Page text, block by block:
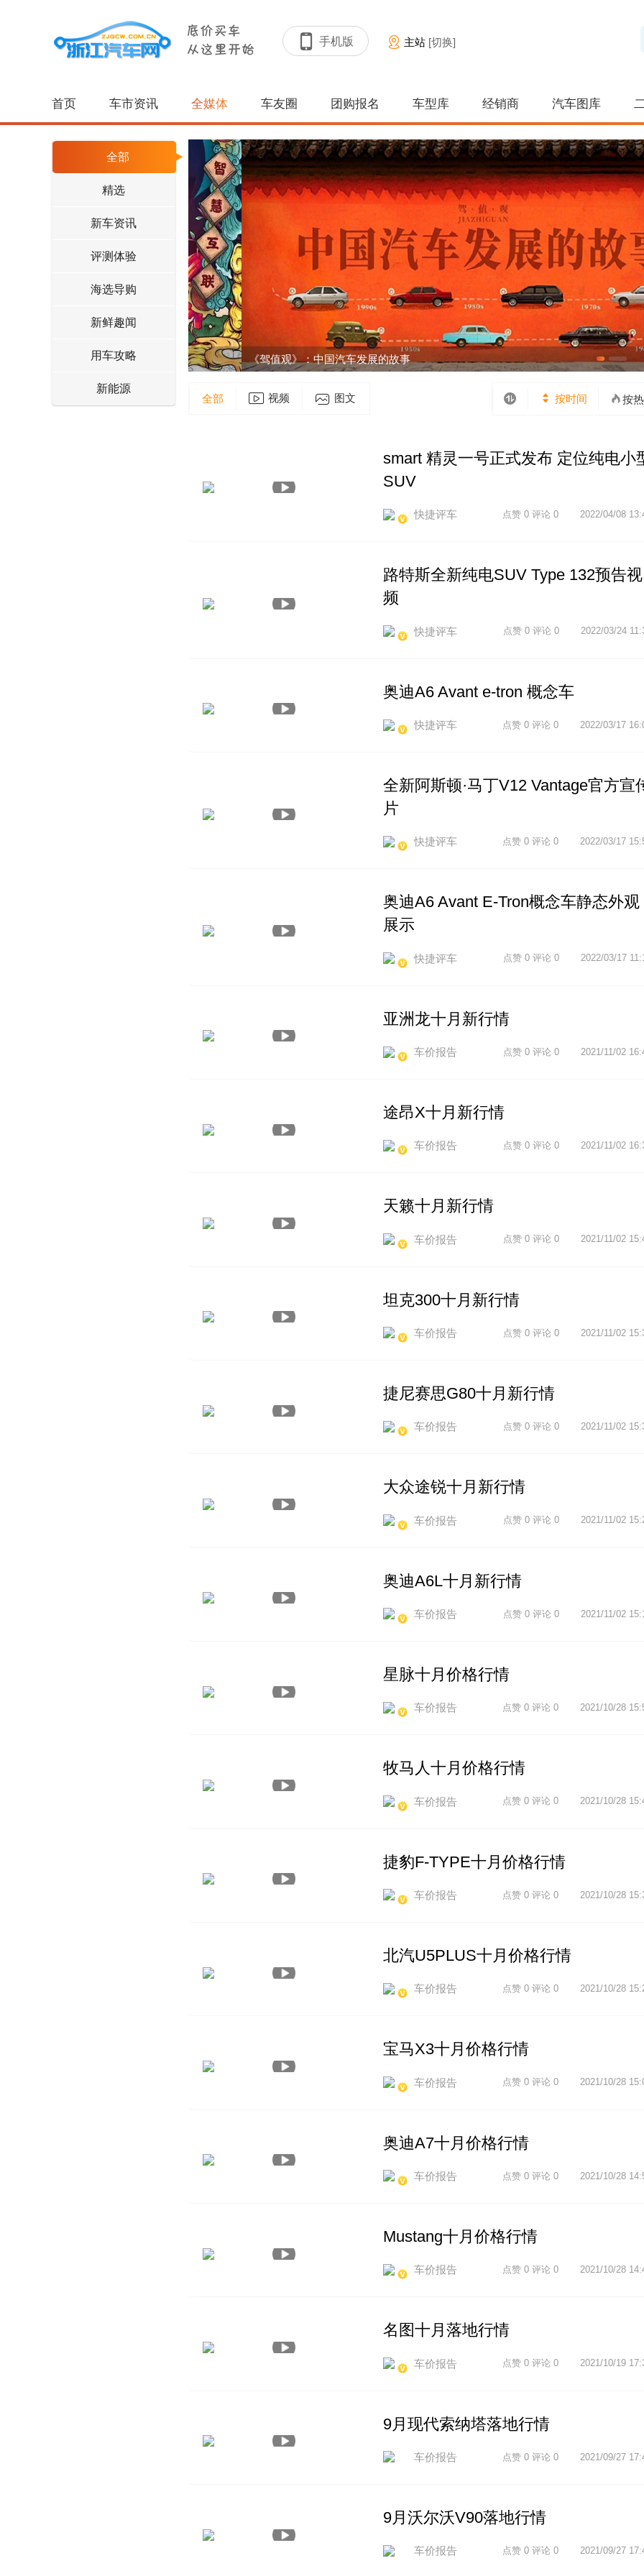
手机版 主站 [切换]
首页 车市资讯 全媒体 车友圈 团购报名 车型库 经销商 汽车图库
全部
精选
新车资讯
评测体验
海选导购
新鲜趣闻
用车攻略
新能源
大乘汽车高铁号
全部 视频 图文 按时间 按
smart 精灵一号正式发布 定位纯电小
SUV
快捷评车 2022/04/08
点赞 0 评论 0
路特斯全新纯电SUV Type 132预告视
频
快捷评车 2022/03/24
点赞 0 评论 0
奥迪A6 Avant e-tron 概念车
快捷评车 2022/03/17
点赞 0 评论 0
全新阿斯顿·马丁V12 Vantage官方宣
片
快捷评车 2022/03/17
点赞 0 评论 0
奥迪A6 Avant E-Tron概念车静态外观
展示
快捷评车 2022/03/17
点赞 0 评论 0
亚洲龙十月新行情
车价报告 2021/11/02
点赞 0 评论 0
途昂X十月新行情
车价报告 2021/11/02
点赞 0 评论 0
天籁十月新行情
车价报告 2021/11/02
点赞 0 评论 0
坦克300十月新行情
车价报告 2021/11/02
点赞 0 评论 0
捷尼赛思G80十月新行情
车价报告 2021/11/02
点赞 0 评论 0
大众途锐十月新行情
车价报告 2021/11/02
点赞 0 评论 0
奥迪A6L十月新行情
车价报告 2021/11/02
点赞 0 评论 0
星脉十月价格行情
车价报告 2021/10/28
点赞 0 评论 0
牧马人十月价格行情
车价报告 2021/10/28
点赞 0 评论 0
捷豹F-TYPE十月价格行情
车价报告 2021/10/28
点赞 0 评论 0
北汽U5PLUS十月价格行情
车价报告 2021/10/28
点赞 0 评论 0
宝马X3十月价格行情
车价报告 2021/10/28
点赞 0 评论 0
奥迪A7十月价格行情
车价报告 2021/10/28
点赞 0 评论 0
Mustang十月价格行情
车价报告 2021/10/28
点赞 0 评论 0
名图十月落地行情
车价报告 2021/10/19
点赞 0 评论 0
9月现代索纳塔落地行情
车价报告 2021/09/27
点赞 0 评论 0
9月沃尔沃V90落地行情
车价报告 2021/09/27
点赞 0 评论 0